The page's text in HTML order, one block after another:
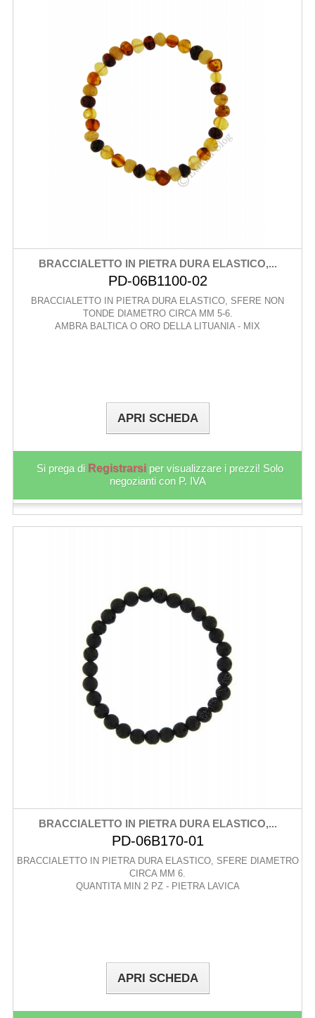
BRACCIALETTO IN PIETRA DURA ELASTICO,...
PD-06B1100-02
BRACCIALETTO IN PIETRA DURA ELASTICO, SFERE NON
TONDE DIAMETRO CIRCA MM 5-6.
AMBRA BALTICA O ORO DELLA LITUANIA - MIX
APRI SCHEDA
Si prega di Registrarsi per visualizzare i prezzi! Solo
negozianti con P. IVA
BRACCIALETTO IN PIETRA DURA ELASTICO,...
PD-06B170-01
BRACCIALETTO IN PIETRA DURA ELASTICO, SFERE DIAMETRO
CIRCA MM 6.
QUANTITA MIN 2 PZ - PIETRA LAVICA
APRI SCHEDA